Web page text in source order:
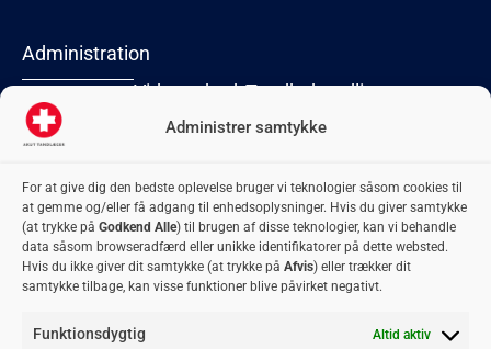
Administrer samtykke
For at give dig den bedste oplevelse bruger vi teknologier såsom cookies til
at gemme og/eller få adgang til enhedsoplysninger. Hvis du giver samtykke
(at trykke på Godkend Alle) til brugen af disse teknologier, kan vi behandle
data såsom browseradfærd eller unikke identifikatorer på dette websted.
Hvis du ikke giver dit samtykke (at trykke på Afvis) eller trækker dit
samtykke tilbage, kan visse funktioner blive påvirket negativt.
Funktionsdygtig Altid aktiv
Administration
Lyngby Torv 2
2800 Kongens
Lyngby
74
adm@akuttandlaeger.dk
Virksomhed
Forside
Om os
Privatlivspolitik
Samarbejdsklinikker
Bliv
samarbejdspartner
Tandbehandlinger
Akut
Flækket tand
Fyldninger
Plomber
Retainer
Rodbehandling
Tandbyld
Tandkrone
Tandregulering
Visdomstænder